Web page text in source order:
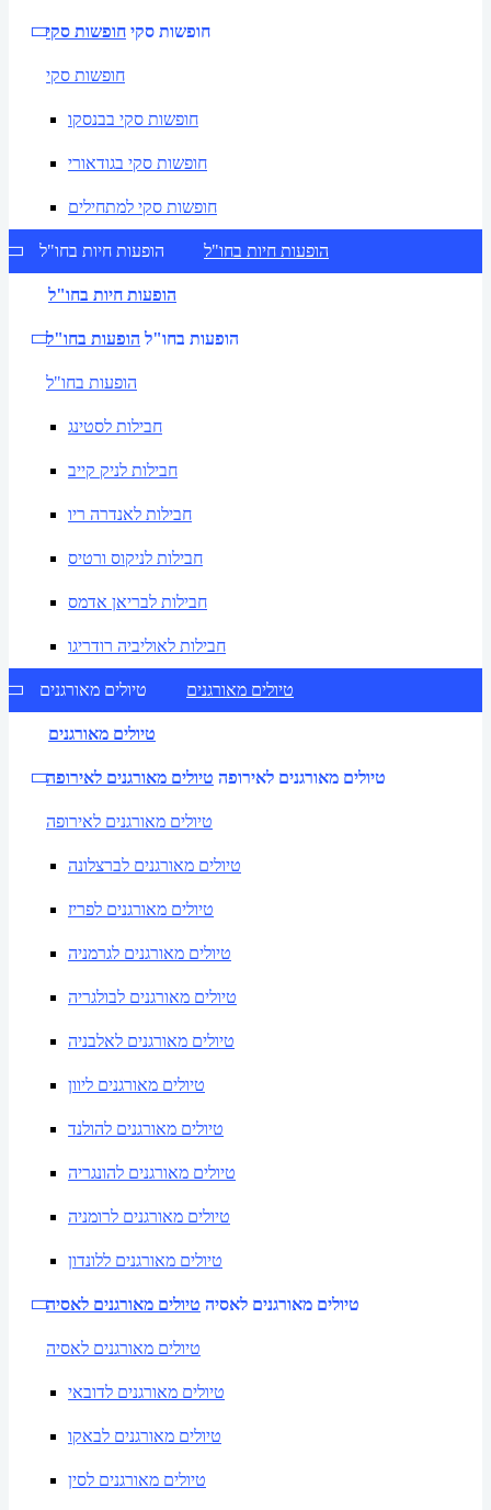
חופשות סקי חופשות סקי
חופשות סקי
חופשות סקי בבנסקו
חופשות סקי בגודאורי
חופשות סקי למתחילים
הופעות חיות בחו"ל הופעות חיות בחו"ל
הופעות חיות בחו"ל
הופעות בחו"ל הופעות בחו"ל
הופעות בחו"ל
חבילות לסטינג
חבילות לניק קייב
חבילות לאנדרה ריו
חבילות לניקוס ורטיס
חבילות לבריאן אדמס
חבילות לאוליביה רודריגו
טיולים מאורגנים טיולים מאורגנים
טיולים מאורגנים
טיולים מאורגנים לאירופה טיולים מאורגנים לאירופה
טיולים מאורגנים לאירופה
טיולים מאורגנים לברצלונה
טיולים מאורגנים לפריז
טיולים מאורגנים לגרמניה
טיולים מאורגנים לבולגריה
טיולים מאורגנים לאלבניה
טיולים מאורגנים ליוון
טיולים מאורגנים להולנד
טיולים מאורגנים להונגריה
טיולים מאורגנים לרומניה
טיולים מאורגנים ללונדון
טיולים מאורגנים לאסיה טיולים מאורגנים לאסיה
טיולים מאורגנים לאסיה
טיולים מאורגנים לדובאי
טיולים מאורגנים לבאקו
טיולים מאורגנים לסין